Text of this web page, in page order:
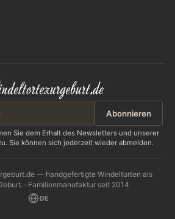
Abonnieren
Sie dem Erhalt des Newsletters und unserer
Sie können sich jederzeit wieder abmelden.
— handgefertigte Windeltorten als
· Familienmanufaktur seit 2014
DE